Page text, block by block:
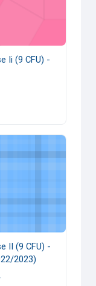
Ii (9 CFU) -
(9 CFU) - Gendusa
II (9 CFU) -
2023)